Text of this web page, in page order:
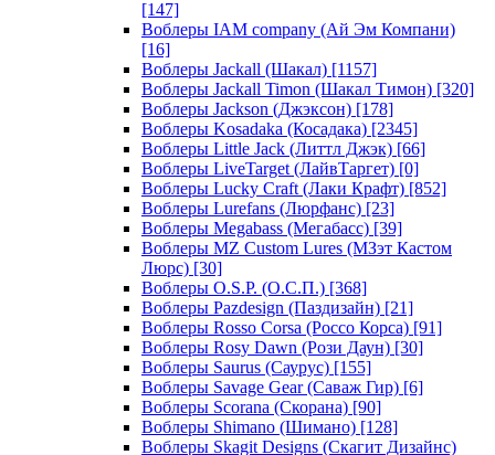
[147]
Воблеры IAM company (Ай Эм Компани)
[16]
Воблеры Jackall (Шакал) [1157]
Воблеры Jackall Timon (Шакал Тимон) [320]
Воблеры Jackson (Джэксон) [178]
Воблеры Kosadaka (Косадака) [2345]
Воблеры Little Jack (Литтл Джэк) [66]
Воблеры LiveTarget (ЛайвТаргет) [0]
Воблеры Lucky Craft (Лаки Крафт) [852]
Воблеры Lurefans (Люрфанс) [23]
Воблеры Megabass (Мегабасс) [39]
Воблеры MZ Custom Lures (МЗэт Кастом
Люрс) [30]
Воблеры O.S.P. (О.С.П.) [368]
Воблеры Pazdesign (Паздизайн) [21]
Воблеры Rosso Corsa (Россо Корса) [91]
Воблеры Rosy Dawn (Рози Даун) [30]
Воблеры Saurus (Саурус) [155]
Воблеры Savage Gear (Саваж Гир) [6]
Воблеры Scorana (Скорана) [90]
Воблеры Shimano (Шимано) [128]
Воблеры Skagit Designs (Скагит Дизайнс)